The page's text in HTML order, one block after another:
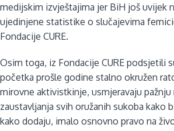
medijskim izvještajima jer BiH još uvijek
ujedinjene statistike o slučajevima
Fondacije CURE.
Osim toga, iz Fondacije CURE podsjetili
početka prošle godine stalno okružen
mirovne aktivistkinje, usmjeravaju
zaustavljanja svih oružanih sukoba kako
kako dodaju, imalo osnovno pravo na